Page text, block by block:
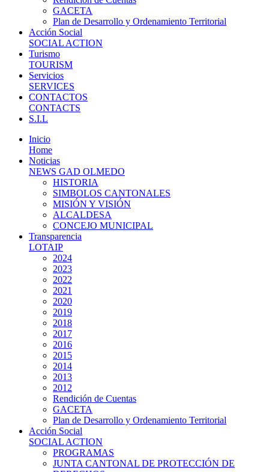
GACETA
Plan de Desarrollo y Ordenamiento Territorial
Acción Social
SOCIAL ACTION
Turismo
TOURISM
Servicios
SERVICES
CONTACTOS
CONTACTS
S.I.L
Inicio
Home
Noticias
NEWS GAD OLMEDO
HISTORIA
SIMBOLOS CANTONALES
MISIÓN Y VISIÓN
ALCALDESA
CONCEJO MUNICIPAL
Transparencia
LOTAIP
2024
2023
2022
2021
2020
2019
2018
2017
2016
2015
2014
2013
2012
Rendición de Cuentas
GACETA
Plan de Desarrollo y Ordenamiento Territorial
Acción Social
SOCIAL ACTION
PROGRAMAS
JUNTA CANTONAL DE PROTECCIÓN DE